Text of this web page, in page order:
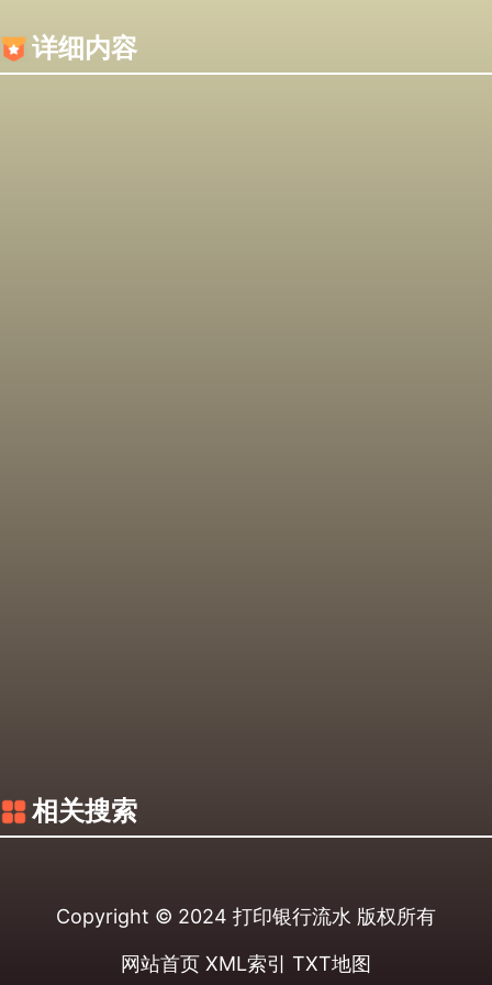
详细内容
相关搜索
Copyright © 2024 打印银行流水 版权所有
网站首页 XML索引 TXT地图